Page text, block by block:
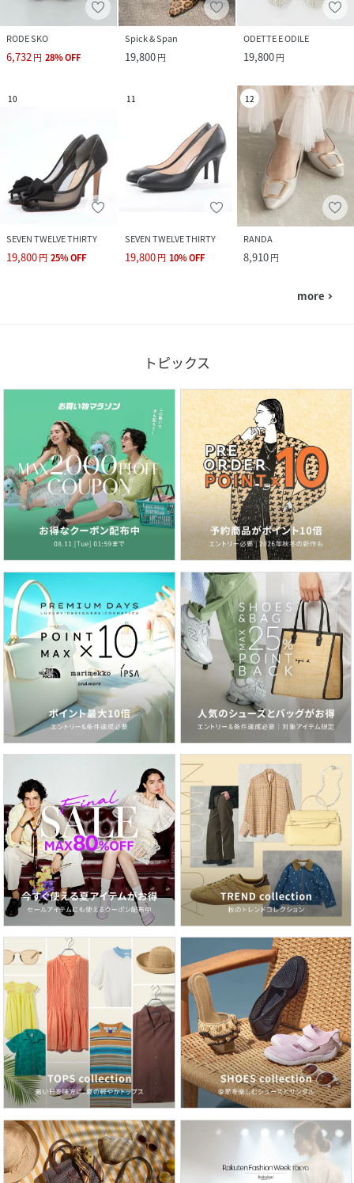
RODE SKO
6,732円 28%OFF
Spick & Span
19,800円
ODETTE E ODILE
19,800円
10
SEVEN TWELVE THIRTY
19,800円 25%OFF
11
SEVEN TWELVE THIRTY
19,800円 10%OFF
12
RANDA
8,910円
more navigate_next
トピックス